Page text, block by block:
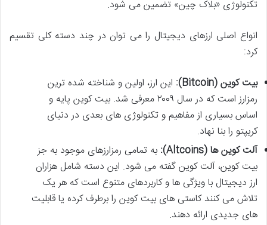
تکنولوژی «بلاک چین» تضمین می شود.
انواع اصلی ارزهای دیجیتال را می توان در چند دسته کلی تقسیم
کرد:
بیت کوین (Bitcoin):
این ارز، اولین و شناخته شده ترین
رمزارز است که در سال ۲۰۰۹ معرفی شد. بیت کوین پایه و
اساس بسیاری از مفاهیم و تکنولوژی های بعدی در دنیای
کریپتو را بنا نهاد.
آلت کوین ها (Altcoins):
به تمامی رمزارزهای موجود به جز
بیت کوین، آلت کوین گفته می شود. این دسته شامل هزاران
ارز دیجیتال با ویژگی ها و کاربردهای متنوع است که هر یک
تلاش می کنند کاستی های بیت کوین را برطرف کرده یا قابلیت
های جدیدی ارائه دهند.